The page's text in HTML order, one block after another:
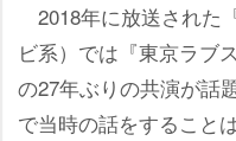
2018年に放送された
ビ系）では『東京ラブ
の27年ぶりの共演が話
で当時の話をすること